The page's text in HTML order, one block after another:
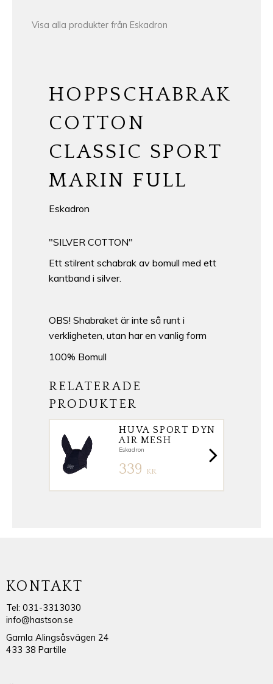
Visa alla produkter från Eskadron
HOPPSCHABRAK
COTTON
CLASSIC SPORT
MARIN FULL
Eskadron
"SILVER COTTON"
Ett stilrent schabrak av bomull med ett
kantband i silver.
OBS! Shabraket är inte så runt i
verkligheten, utan har en vanlig form
100% Bomull
RELATERADE
PRODUKTER
HUVA SPORT DYN
AIR MESH
Eskadron
339 KR
KONTAKT
Tel: 031-3313030
info@hastson.se
Gamla Alingsåsvägen 24
433 38 Partille